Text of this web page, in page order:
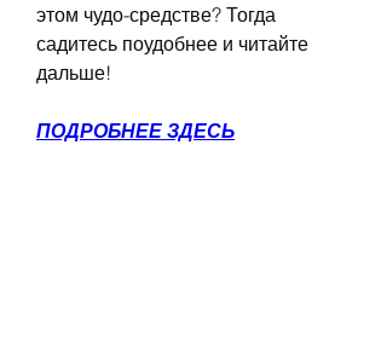
этом чудо-средстве? Тогда
садитесь поудобнее и читайте
дальше!
ПОДРОБНЕЕ ЗДЕСЬ